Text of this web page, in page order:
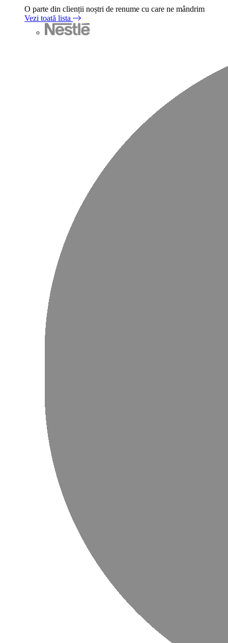
O parte din clienții noștri de renume cu care ne mândrim
Vezi toată lista